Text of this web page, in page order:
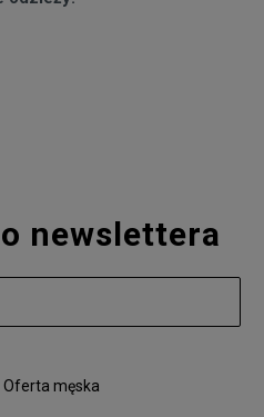
newslettera
Oferta męska